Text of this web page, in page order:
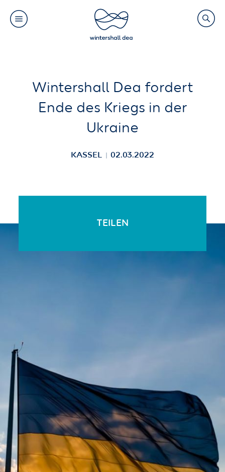
Search
Wintershall Dea fordert
Ende des Kriegs in der
Ukraine
KASSEL 02.03.2022
TEILEN